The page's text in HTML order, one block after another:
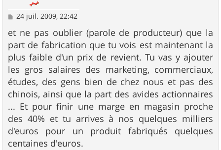
M
s
s
a
g
e
24 juil. 2009, 22:42
et ne pas oublier (parole de producteur) que la
part de fabrication que tu vois est maintenant la
plus faible d'un prix de revient. Tu vas y ajouter
les gros salaires des marketing, commerciaux,
études, des gens bien de chez nous et pas des
chinois, ainsi que la part des avides actionnaires
... Et pour finir une marge en magasin proche
des 40% et tu arrives à nos quelques milliers
d'euros pour un produit fabriqués quelques
centaines d'euros.